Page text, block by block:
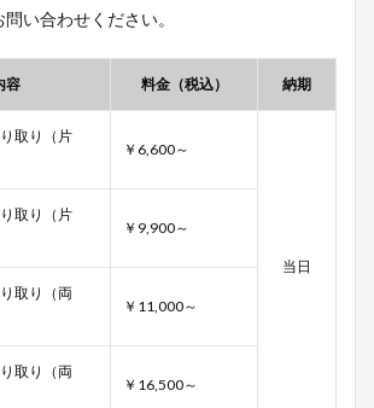
い合わせください。
容 料金（税込） 納期
取り（片
￥6,600～
当日
取り（片
￥9,900～
取り（両
￥11,000～
取り（両
￥16,500～